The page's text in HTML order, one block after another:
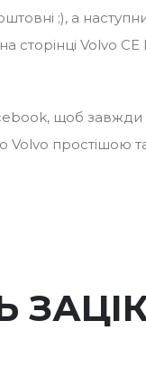
;), а
сторінці Volvo
щоб завжди
Volvo простішою